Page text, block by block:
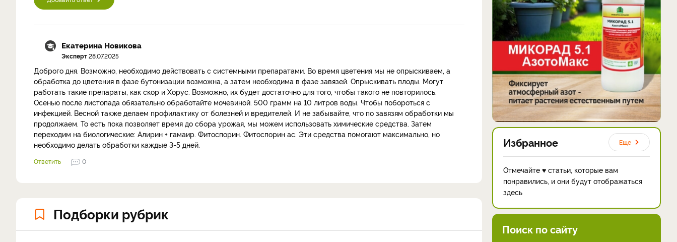
Екатерина Новикова
Эксперт28.07.2025
Доброго дня. Возможно, необходимо действовать с системными препаратами. Во время цветения мы не опрыскиваем, а
обработка до цветения в фазе бутонизации возможна, а затем необходима в фазе завязей. Опрыскивать плоды. Могут
работать такие препараты, как скор и Хорус. Возможно, их будет достаточно для того, чтобы такого не повторилось.
Осенью после листопада обязательно обработайте мочевиной. 500 грамм на 10 литров воды. Чтобы побороться с
инфекцией. Весной также делаем профилактику от болезней и вредителей. И не забывайте, что по завязям обработки мы
продолжаем. То есть пока позволяет время до сбора урожая, мы можем использовать химические средства. Затем
переходим на биологические: Алирин + гамаир. Фитоспорин. Фитоспорин ас. Эти средства помогают максимально, но
необходимо делать обработки каждые 3-5 дней.
Ответить 0
Подборки рубрик
Избранное Еще
Отмечайте ♥ статьи, которые вам
понравились, и они будут отображаться
здесь
Поиск по сайту